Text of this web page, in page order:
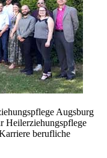
Augsburg
Heilerziehungspflege
berufliche